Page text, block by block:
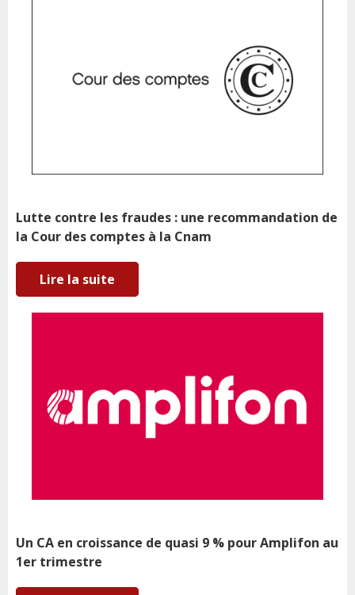
Lutte contre les fraudes : une recommandation de
la Cour des comptes à la Cnam
Lire la suite
Un CA en croissance de quasi 9 % pour Amplifon au
1er trimestre